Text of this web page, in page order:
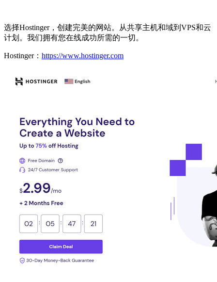
选择Hostinger，创建完美的网站。从共享主机和域到VPS和云
计划。我们拥有您在线成功所需的一切。
Hostinger： https://www.hostinger.com